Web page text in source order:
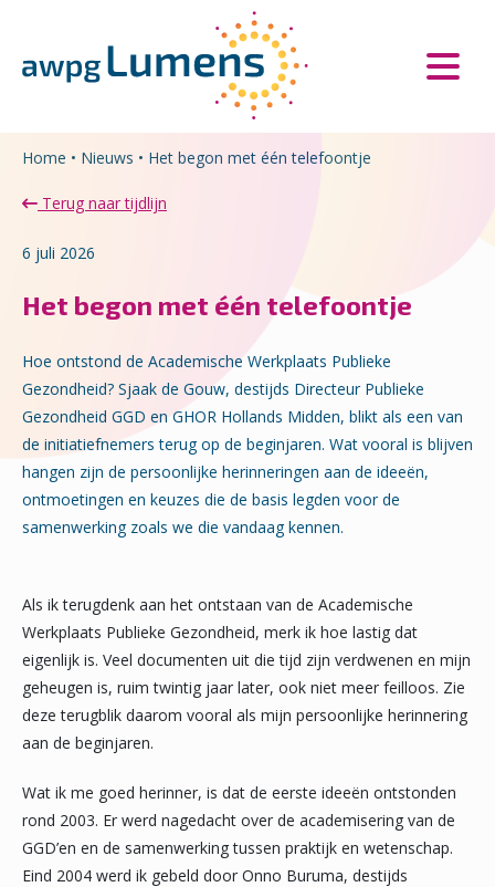
Home • Nieuws • Het begon met één telefoontje
Terug naar tijdlijn
6 juli 2026
Het begon met één telefoontje
Hoe ontstond de Academische Werkplaats Publieke
Gezondheid? Sjaak de Gouw, destijds Directeur Publieke
Gezondheid GGD en GHOR Hollands Midden, blikt als een van
de initiatiefnemers terug op de beginjaren. Wat vooral is blijven
hangen zijn de persoonlijke herinneringen aan de ideeën,
ontmoetingen en keuzes die de basis legden voor de
samenwerking zoals we die vandaag kennen.
Als ik terugdenk aan het ontstaan van de Academische
Werkplaats Publieke Gezondheid, merk ik hoe lastig dat
eigenlijk is. Veel documenten uit die tijd zijn verdwenen en mijn
geheugen is, ruim twintig jaar later, ook niet meer feilloos. Zie
deze terugblik daarom vooral als mijn persoonlijke herinnering
aan de beginjaren.
Wat ik me goed herinner, is dat de eerste ideeën ontstonden
rond 2003. Er werd nagedacht over de academisering van de
GGD’en en de samenwerking tussen praktijk en wetenschap.
Eind 2004 werd ik gebeld door Onno Buruma, destijds